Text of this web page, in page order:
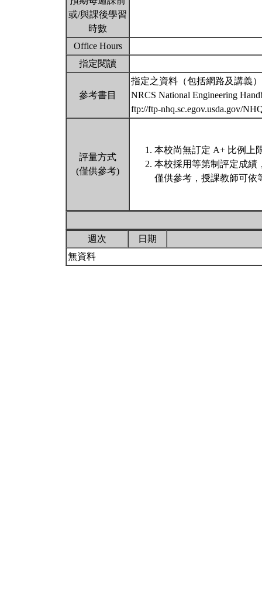
或/與課後學習
時數
Office Hours
指定閱讀
參考書目
指定之資料（包括網路及講義）
NRCS National Engineering
ftp://ftp-nhq.sc.egov.usda.gov/
評量方式
(僅供參考)
本校尚無訂定 A+ 比例上
本校採用等第制評定成績
僅供參考，授課教師可依
週次
日期
無資料